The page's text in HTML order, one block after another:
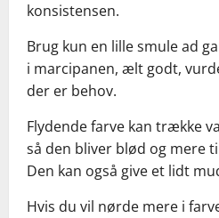
konsistensen.
Brug kun en lille smule ad
i marcipanen, ælt godt,
der er behov.
Flydende farve kan trække
så den bliver blød og mere
Den kan også give et lidt
Hvis du vil nørde mere i